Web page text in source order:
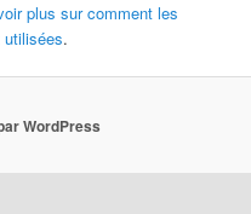
plus sur comment les
.
WordPress